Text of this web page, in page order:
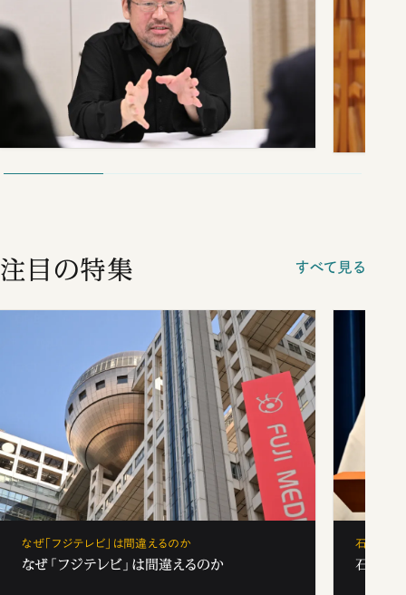
注目の特集 すべて見る
なぜ「フジテレビ」は間違えるのか
なぜ「フジテレビ」は間違えるのか
石破茂、
石破茂